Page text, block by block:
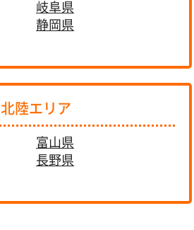
岐阜県
静岡県
北陸エリア
富山県
長野県